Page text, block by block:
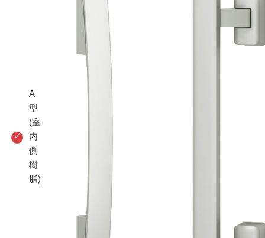
A
型
(室
内
側
樹
脂)